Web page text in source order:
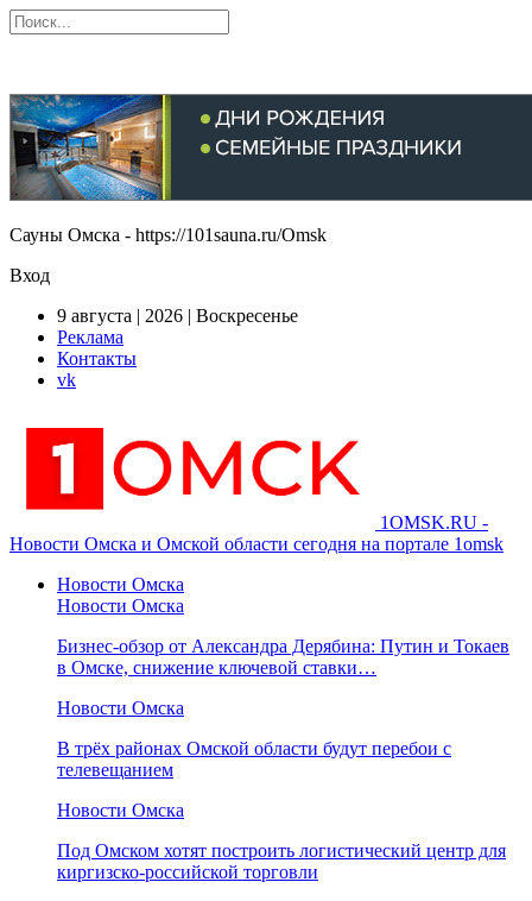
Сауны Омска - https://101sauna.ru/Omsk
Вход
9 августа | 2026 | Воскресенье
Реклама
Контакты
vk
1OMSK.RU -
Новости Омска и Омской области сегодня на портале 1omsk
Новости Омска
Новости Омска
Бизнес-обзор от Александра Дерябина: Путин и Токаев
в Омске, снижение ключевой ставки…
Новости Омска
В трёх районах Омской области будут перебои с
телевещанием
Новости Омска
Под Омском хотят построить логистический центр для
киргизско-российской торговли